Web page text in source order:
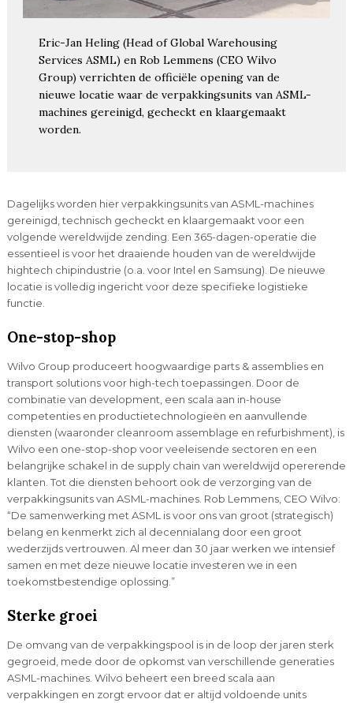
Eric-Jan Heling (Head of Global Warehousing
Services ASML) en Rob Lemmens (CEO Wilvo
Group) verrichten de officiële opening van de
nieuwe locatie waar de verpakkingsunits van ASML-
machines gereinigd, gecheckt en klaargemaakt
worden.
Dagelijks worden hier verpakkingsunits van ASML-machines
gereinigd, technisch gecheckt en klaargemaakt voor een
volgende wereldwijde zending. Een 365-dagen-operatie die
essentieel is voor het draaiende houden van de wereldwijde
hightech chipindustrie (o.a. voor Intel en Samsung). De nieuwe
locatie is volledig ingericht voor deze specifieke logistieke
functie.
One-stop-shop
Wilvo Group produceert hoogwaardige parts & assemblies en
transport solutions voor high-tech toepassingen. Door de
combinatie van development, een scala aan in-house
competenties en productietechnologieën en aanvullende
diensten (waaronder cleanroom assemblage en refurbishment), is
Wilvo een one-stop-shop voor veeleisende sectoren en een
belangrijke schakel in de supply chain van wereldwijd opererende
klanten. Tot die diensten behoort ook de verzorging van de
verpakkingsunits van ASML-machines. Rob Lemmens, CEO Wilvo:
“De samenwerking met ASML is voor ons van groot (strategisch)
belang en kenmerkt zich al decennialang door een groot
wederzijds vertrouwen. Al meer dan 30 jaar werken we intensief
samen en met deze nieuwe locatie investeren we in een
toekomstbestendige oplossing.”
Sterke groei
De omvang van de verpakkingspool is in de loop der jaren sterk
gegroeid, mede door de opkomst van verschillende generaties
ASML-machines. Wilvo beheert een breed scala aan
verpakkingen en zorgt ervoor dat er altijd voldoende units